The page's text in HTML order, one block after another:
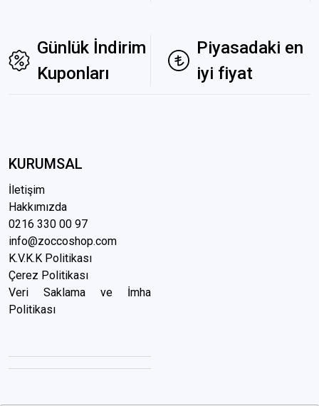
Günlük İndirim
Kuponları
Piyasadaki en
iyi fiyat
KURUMSAL
İletişim
Hakkımızda
0216 330 00 97
info@zoccoshop.com
K.V.K.K Politikası
Çerez Politikası
Veri Saklama ve İmha
Politikası